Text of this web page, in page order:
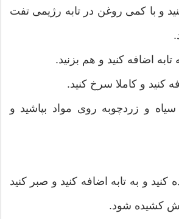
و با کمی روغن در تابه رژیمی تفت
اضافه کنید و هم بزنید.
کنید و کاملا سرخ کنید.
و زردچوبه روی مواد بپاشید و
و به تابه اضافه کنید و صبر کنید
کشیده شود.